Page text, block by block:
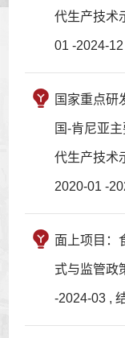
代生产技术
01 -2024-
国家重点研
国-肯尼亚
代生产技术
2020-01 -
面上项目：
式与监管政
-2024-03 ,